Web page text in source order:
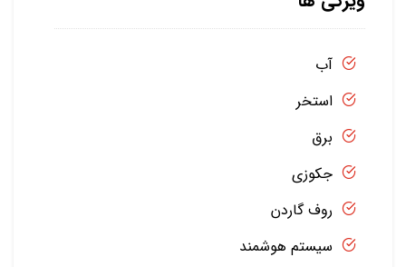
آب
استخر
برق
جکوزی
روف گاردن
سیستم هوشمند